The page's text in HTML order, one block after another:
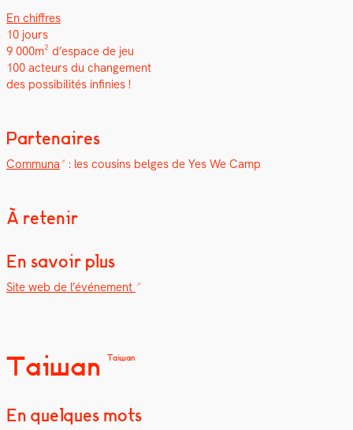
En chiffres
10 jours
9 000m² d’espace de jeu
100 acteurs du change­ment
des pos­si­bil­ités infinies !
Partenaires
Com­mu­na : les cousins belges de Yes We Camp
À retenir
En savoir plus
Site web de l’événe­ment
Taiwan Taiwan
En quelques mots